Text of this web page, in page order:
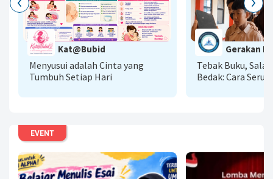
Kat@Bubid
Menyusui adalah Cinta yang
Tumbuh Setiap Hari
Gerakan
Tebak Buku,
Bedak: Cara Seru
EVENT